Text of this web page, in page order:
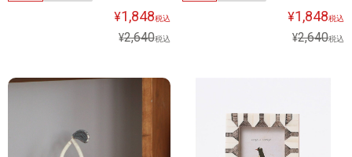
¥1,848税込
¥2,640税込
¥1,848税込
¥2,640税込